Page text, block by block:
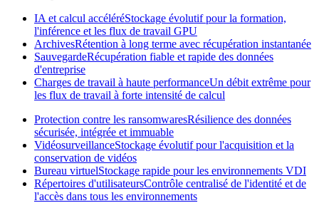
IA et calcul accéléréStockage évolutif pour la formation,
l'inférence et les flux de travail GPU
ArchivesRétention à long terme avec récupération instantanée
SauvegardeRécupération fiable et rapide des données
d'entreprise
Charges de travail à haute performanceUn débit extrême pour
les flux de travail à forte intensité de calcul
Protection contre les ransomwaresRésilience des données
sécurisée, intégrée et immuable
VidéosurveillanceStockage évolutif pour l'acquisition et la
conservation de vidéos
Bureau virtuelStockage rapide pour les environnements VDI
Répertoires d'utilisateursContrôle centralisé de l'identité et de
l'accès dans tous les environnements